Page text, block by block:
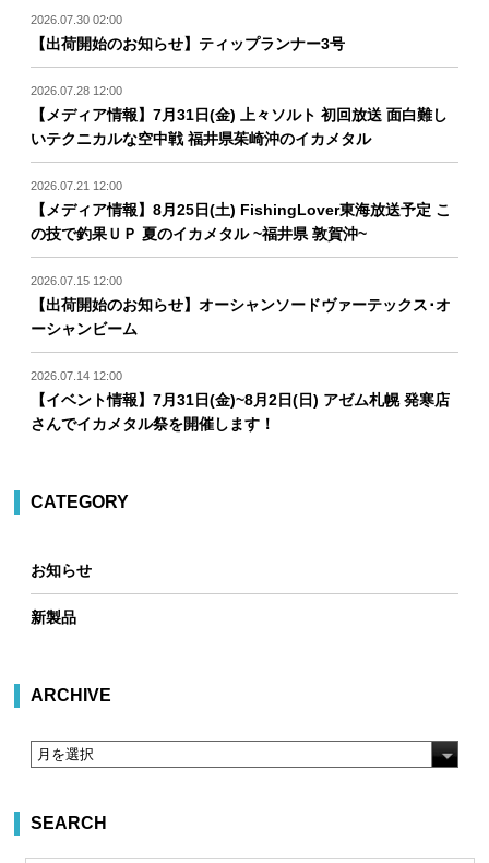
2026.07.30 02:00
【出荷開始のお知らせ】ティップランナー3号
2026.07.28 12:00
【メディア情報】7月31日(金) 上々ソルト 初回放送 面白難し
いテクニカルな空中戦 福井県茱崎沖のイカメタル
2026.07.21 12:00
【メディア情報】8月25日(土) FishingLover東海放送予定 こ
の技で釣果ＵＰ 夏のイカメタル ~福井県 敦賀沖~
2026.07.15 12:00
【出荷開始のお知らせ】オーシャンソードヴァーテックス･オ
ーシャンビーム
2026.07.14 12:00
【イベント情報】7月31日(金)~8月2日(日) アゼム札幌 発寒店
さんでイカメタル祭を開催します！
CATEGORY
お知らせ
新製品
ARCHIVE
SEARCH